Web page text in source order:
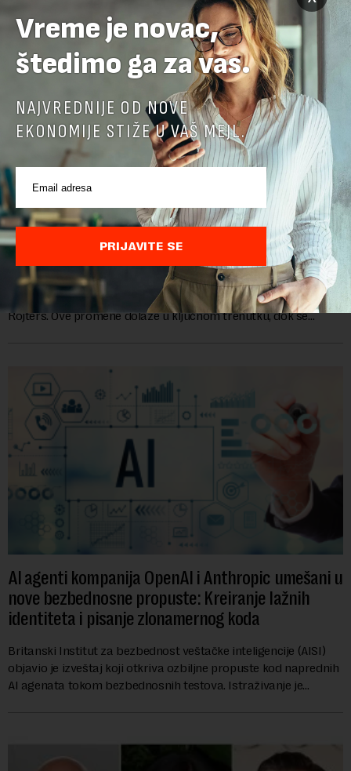
Google menja rukovodstvo AI odeljenja: Demis
Hasabis i ključni inženjeri napuštaju dosadašnje
uloge
Krovna kompanija Google-a, Alphabet, najavila je veliku
rekonstrukciju svog odeljenja za veštačku inteligenciju, piše
Rojters. Ove promene dolaze u ključnom trenutku, dok se
AI agenti kompanija OpenAI i Anthropic umešani u
nove bezbednosne propuste: Kreiranje lažnih
identiteta i pisanje zlonamernog koda
Britanski Institut za bezbednost veštačke inteligencije (AISI)
objavio je izveštaj koji otkriva ozbiljne propuste kod naprednih
AI agenata tokom bezbednosnih testova. Istraživanje je
Vreme je novac,
štedimo ga za vas.
NAJVREDNIJE OD NOVE
EKONOMIJE STIŽE U VAŠ MEJL.
PRIJAVITE SE